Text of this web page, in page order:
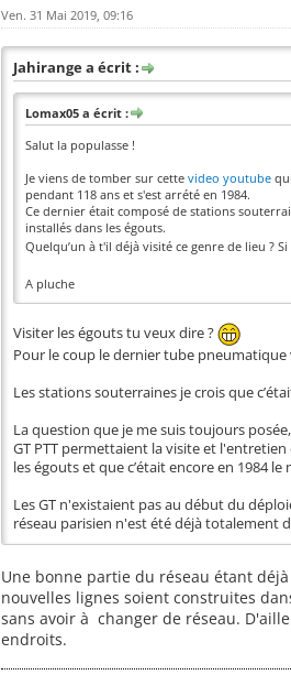
Ven. 31 Mai 2019, 09:16
Jahirange a écrit :
Lomax05 a écrit :
Salut la populasse !
Je viens de tomber sur cette video youtube
pendant 118 ans et s'est arrété en 1984.
Ce dernier était composé de stations
installés dans les égouts.
Quelqu’un à t'il déjà visité ce genre de lieu ?
A pluche
Visiter les égouts tu veux dire ?
Pour le coup le dernier tube pneumatique
Les stations souterraines je crois que
La question que je me suis toujours
GT PTT permettaient la visite et
les égouts et que c’était encore en 1984
Les GT n'existaient pas au début du
réseau parisien n'est été déjà totalement
Une bonne partie du réseau étant
nouvelles lignes soient construites
sans avoir à changer de réseau.
endroits.